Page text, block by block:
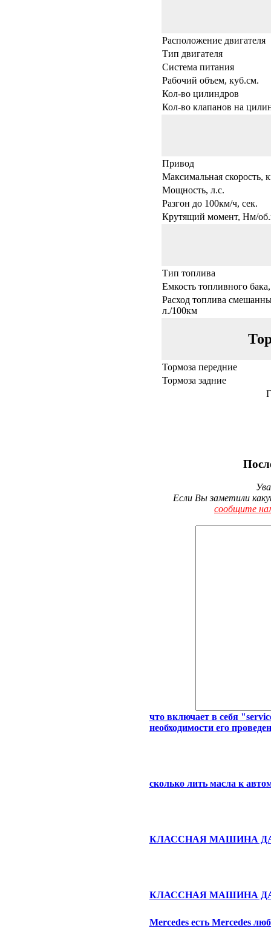
Расположение двигателя
Тип двигателя
Система питания
Рабочий объем, куб.см.
Кол-во цилиндров
Кол-во клапанов на
Привод
Максимальная скорость,
Мощность, л.с.
Разгон до 100км/ч, сек.
Крутящий момент, Нм/
Тип топлива
Емкость топливного
Расход топлива
л./100км
Тормоза передние
Тормоза задние
Если Вы заметили
сообщите
что включает в себя
необходимости его
сколько лить масла к
КЛАССНАЯ МАШИНА
КЛАССНАЯ МАШИНА
Mercedes есть Mercedes